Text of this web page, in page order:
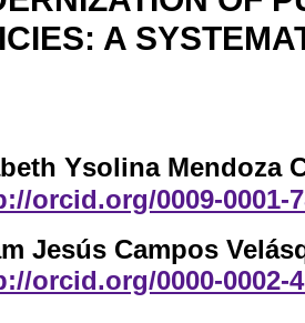
A
Ysolina Mendoza
orcid.org/0009-0001-
Jesús Campos
orcid.org/0000-0002-